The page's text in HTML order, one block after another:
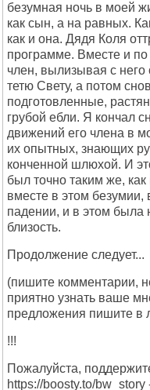
безумная ночь в моей
как сын, а на равных.
как и она. Дядя Коля
программе. Вместе и
член, вылизывая с
тетю Свету, а потом
подготовленные,
грубой ебли. Я кончал
движений его члена в
их опытных, знающих
конченной шлюхой. И
был точно таким же,
вместе в этом
падении, и в этом была
близость.
Продолжение следует...
(пишите комментарии,
приятно узнать ваше
предложения пишите в
!!!
Пожалуйста,
https://boosty.to/